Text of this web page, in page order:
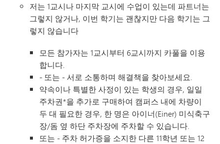
저는 1교시나 마지막 교시에 수업이 있는데 파트너는
그렇지 않거나, 이번 학기는 괜찮지만 다음 학기는 그
렇지 않습니다
모든 참가자는 1교시부터 6교시까지 카풀을 이용
합니다.
- 또는 - 서로 소통하며 해결책을 찾아보세요.
약속이나 특별한 사정이 있는 학생의 경우, 일일
주차권*을 추가로 구매하여 캠퍼스 내에 차량이
두 대 필요한 경우, 한 명은 아이너(Einer) 미식축구
장/돔 옆 하단 주차장에 주차할 수 있습니다.
또는 - 주차 허가증을 소지한 다른 11학년 또는 12